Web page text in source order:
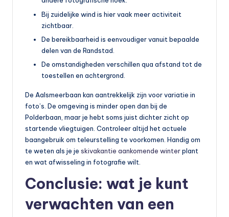
Bij zuidelijke wind is hier vaak meer activiteit
zichtbaar.
De bereikbaarheid is eenvoudiger vanuit bepaalde
delen van de Randstad.
De omstandigheden verschillen qua afstand tot de
toestellen en achtergrond.
De Aalsmeerbaan kan aantrekkelijk zijn voor variatie in
foto’s. De omgeving is minder open dan bij de
Polderbaan, maar je hebt soms juist dichter zicht op
startende vliegtuigen. Controleer altijd het actuele
baan­gebruik om teleurstelling te voorkomen. Handig om
te weten als je je skivakantie aankomende winterplant
en wat afwisseling in fotografie wilt.
Conclusie: wat je kunt
verwachten van een